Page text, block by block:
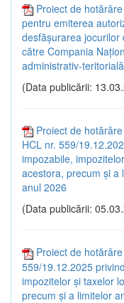
Proiect de
pentru emiterea
desfășurarea
către Compania
administrativ-
(Data publicării:
Proiect de
HCL nr. 559/
impozabile,
acestora, precum și a
anul 2026
(Data publicării:
Proiect de
559/19.12.2025
impozitelor și taxelor
precum și a limitelor